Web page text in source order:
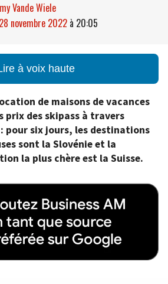
Vande Wiele
novembre 2022 à 20:05
à voix haute
de maisons de vacances
prix des skipass à travers
pour six jours, les destinations
sont la Slovénie et la
la plus chère est la Suisse.